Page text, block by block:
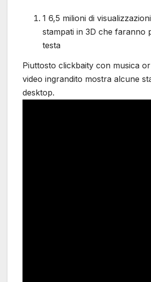
1 6,5 milioni di
stampati in 3D che faranno
testa
Piuttosto clickbaity con musica
video ingrandito mostra alcune
desktop.